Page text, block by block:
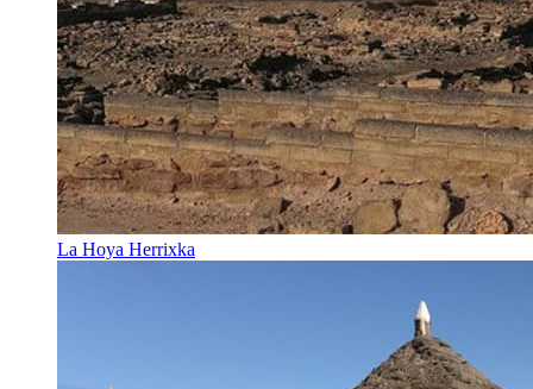
La Hoya Herrixka